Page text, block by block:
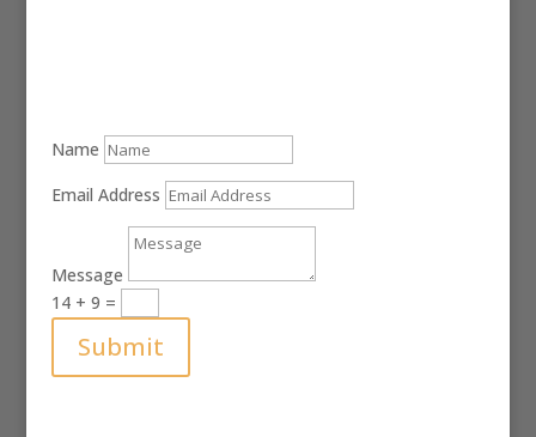
Name
Email Address
Message
14 + 9 =
Submit